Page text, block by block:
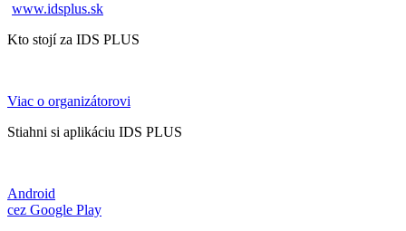
www.idsplus.sk
Kto stojí za IDS PLUS
Viac o organizátorovi
Stiahni si aplikáciu IDS PLUS
Android
cez Google Play